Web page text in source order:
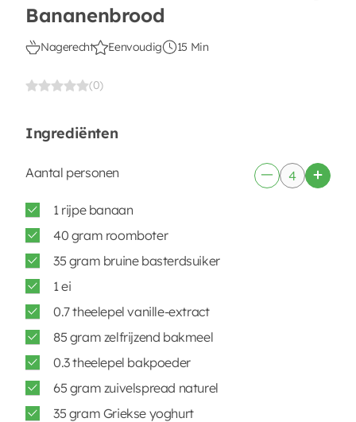
Bananenbrood
Nagerecht Eenvoudig 15 Min
(0)
Ingrediënten
Aantal personen
1 rijpe banaan
40 gram roomboter
35 gram bruine basterdsuiker
1 ei
0.7 theelepel vanille-extract
85 gram zelfrijzend bakmeel
0.3 theelepel bakpoeder
65 gram zuivelspread naturel
35 gram Griekse yoghurt